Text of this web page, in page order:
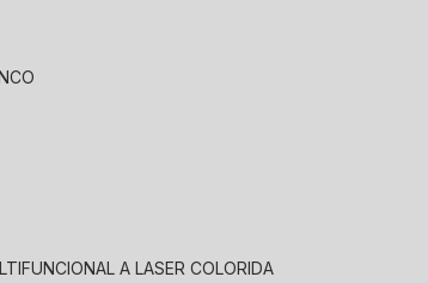
A LASER COLORIDA